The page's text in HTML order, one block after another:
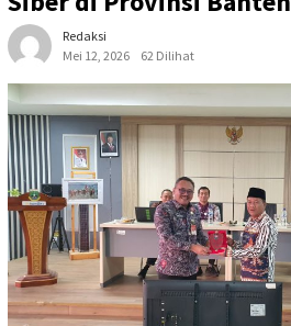
Redaksi
Mei 12, 2026
62 Dilihat